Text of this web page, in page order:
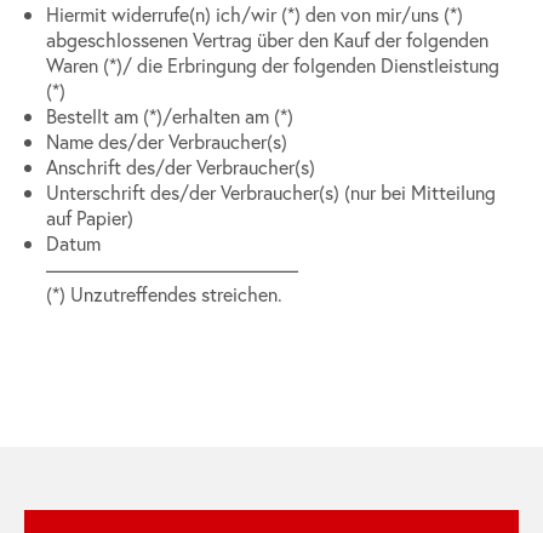
Hiermit widerrufe(n) ich/wir (*) den von mir/uns (*)
abgeschlossenen Vertrag über den Kauf der folgenden
Waren (*)/ die Erbringung der folgenden Dienstleistung
(*)
Bestellt am (*)/erhalten am (*)
Name des/der Verbraucher(s)
Anschrift des/der Verbraucher(s)
Unterschrift des/der Verbraucher(s) (nur bei Mitteilung
auf Papier)
Datum
—————————————
(*) Unzutreffendes streichen.